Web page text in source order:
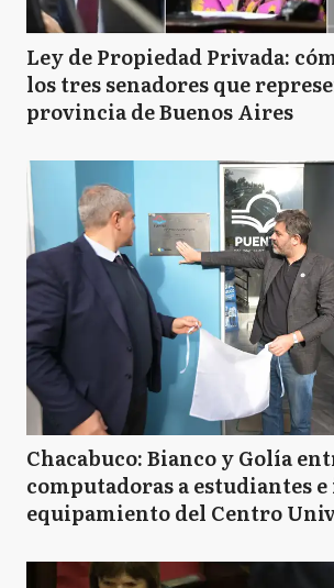
Ley de Propiedad Privada:
los tres senadores que
provincia de Buenos Aires
Chacabuco: Bianco y Golía
computadoras a estudiantes
equipamiento del Centro